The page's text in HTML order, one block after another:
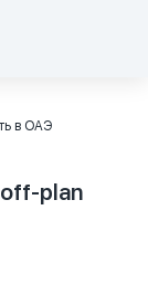
в ОАЭ
plan